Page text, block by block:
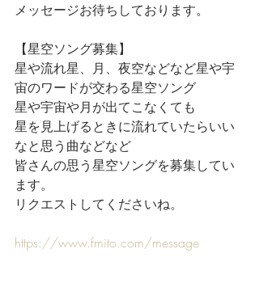
メッセージお待ちしております。
【星空ソング募集】
星や流れ星、月、夜空などなど星や宇
宙のワードが交わる星空ソング
星や宇宙や月が出てこなくても
星を見上げるときに流れていたらいい
なと思う曲などなど
皆さんの思う星空ソングを募集してい
ます。
リクエストしてくださいね。
https://www.fmito.com/message